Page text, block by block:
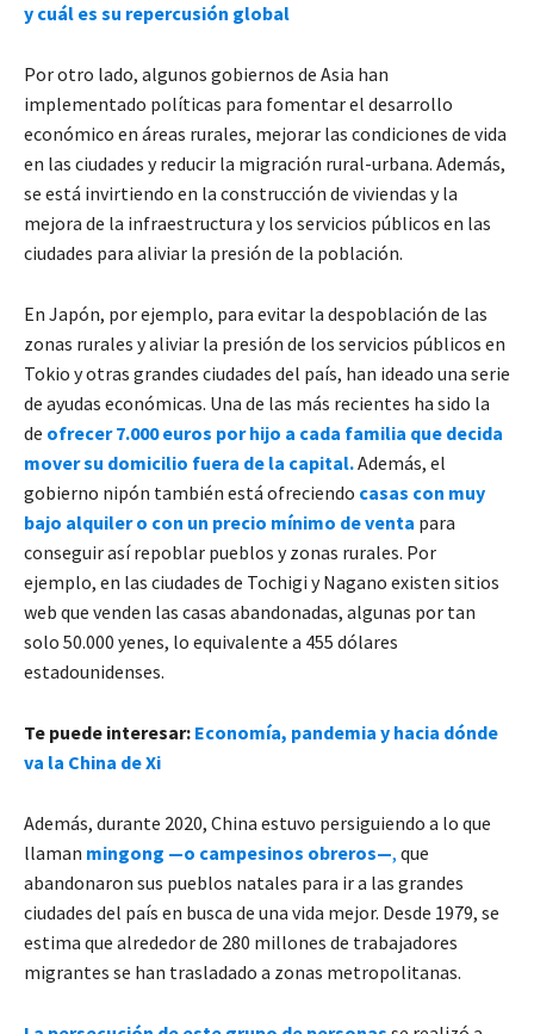
y cuál es su repercusión global
Por otro lado, algunos gobiernos de Asia han
implementado políticas para fomentar el desarrollo
económico en áreas rurales, mejorar las condiciones de vida
en las ciudades y reducir la migración rural-urbana. Además,
se está invirtiendo en la construcción de viviendas y la
mejora de la infraestructura y los servicios públicos en las
ciudades para aliviar la presión de la población.
En Japón, por ejemplo, para evitar la despoblación de las
zonas rurales y aliviar la presión de los servicios públicos en
Tokio y otras grandes ciudades del país, han ideado una serie
de ayudas económicas. Una de las más recientes ha sido la
de ofrecer 7.000 euros por hijo a cada familia que decida
mover su domicilio fuera de la capital.Además, el
gobierno nipón también está ofreciendo casas con muy
bajo alquiler o con un precio mínimo de venta para
conseguir así repoblar pueblos y zonas rurales. Por
ejemplo, en las ciudades de Tochigi y Nagano existen sitios
web que venden las casas abandonadas, algunas por tan
solo 50.000 yenes, lo equivalente a 455 dólares
estadounidenses.
Te puede interesar: Economía, pandemia y hacia dónde
va la China de Xi
Además, durante 2020, China estuvo persiguiendo a lo que
llaman mingong —o campesinos obreros—, que
abandonaron sus pueblos natales para ir a las grandes
ciudades del país en busca de una vida mejor. Desde 1979, se
estima que alrededor de 280 millones de trabajadores
migrantes se han trasladado a zonas metropolitanas.